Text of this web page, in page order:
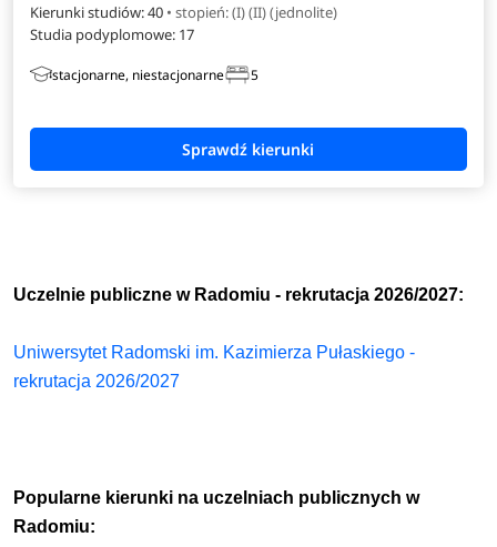
Kierunki studiów: 40 • stopień: (I) (II) (jednolite)
Studia podyplomowe: 17
stacjonarne, niestacjonarne 5
Uczelnie publiczne w Radomiu - rekrutacja 2026/2027:
Uniwersytet Radomski im. Kazimierza Pułaskiego -
rekrutacja 2026/2027
Popularne kierunki na uczelniach publicznych w
Radomiu: